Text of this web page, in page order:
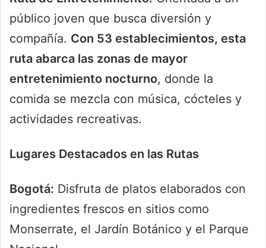
público joven que busca diversión y
compañía. Con 53 establecimientos, esta
ruta abarca las zonas de mayor
entretenimiento nocturno, donde la
comida se mezcla con música, cócteles y
actividades recreativas.
Lugares Destacados en las Rutas
Bogotá: Disfruta de platos elaborados con
ingredientes frescos en sitios como
Monserrate, el Jardín Botánico y el Parque